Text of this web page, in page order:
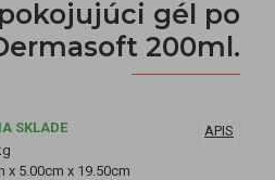
gél po
200ml.
SKLADE
x 5.00cm x 19.50cm
APIS